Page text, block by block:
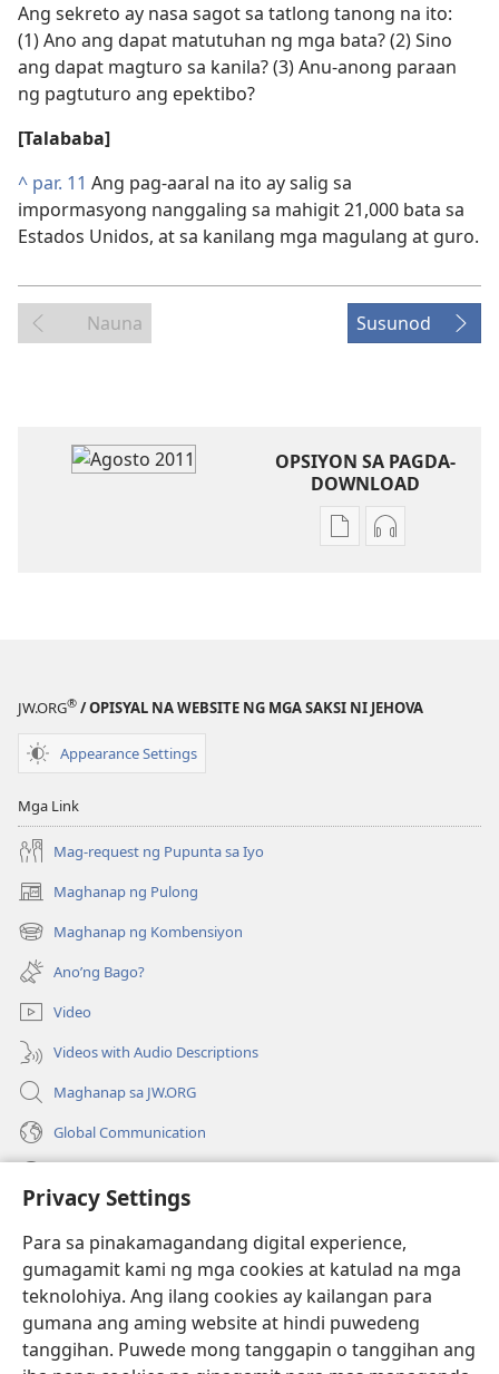
Privacy Settings
Para sa pinakamagandang digital experience,
gumagamit kami ng mga cookies at katulad na mga
teknolohiya. Ang ilang cookies ay kailangan para
gumana ang aming website at hindi puwedeng
tanggihan. Puwede mong tanggapin o tanggihan ang
Ang sekreto ay nasa sagot sa tatlong tanong na ito:
(1) Ano ang dapat matutuhan ng mga bata? (2) Sino
ang dapat magturo sa kanila? (3) Anu-anong paraan
ng pagtuturo ang epektibo?
[Talababa]
^ par. 11 Ang pag-aaral na ito ay salig sa
impormasyong nanggaling sa mahigit 21,000 bata sa
Estados Unidos, at sa kanilang mga magulang at guro.
Nauna Susunod
OPSIYON SA PAGDA-
DOWNLOAD
Opsiyon
ANG
Opsiyon
ANG
JW.ORG® / OPISYAL NA WEBSITE NG MGA SAKSI NI JEHOVA
Appearance Settings
Mga Link
Mag-request ng Pupunta sa Iyo
Maghanap ng Pulong
(may
bubukas
na
bagong
window)
Maghanap ng Kombensiyon
(may
bubukas
na
bagong
window)
Ano’ng Bago?
Video
Videos with Audio Descriptions
Maghanap sa JW.ORG
Global Communication
(may
na
bagong
window)
Watchtower ONLINE LIBRARY™
(may
bubukas
na
bagong
JW Hub ®
(may